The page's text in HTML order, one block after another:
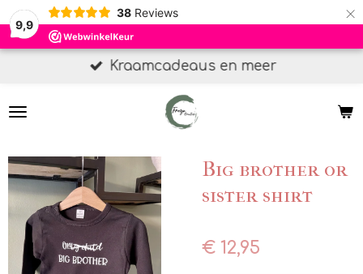
9,9
38 Reviews ×
Kraamcadeaus en meer
Big brother or
sister shirt
€ 12,95